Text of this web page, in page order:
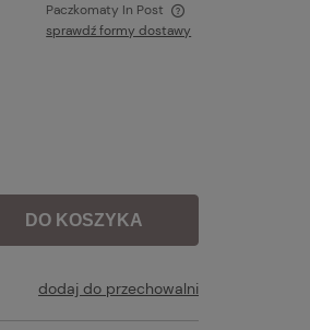
Paczkomaty In Post
sprawdź formy dostawy
DO KOSZYKA
dodaj do przechowalni